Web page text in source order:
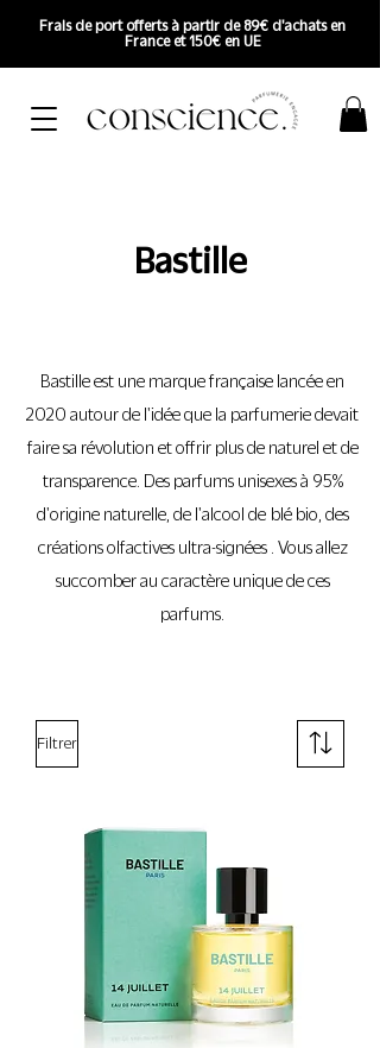
Frais de port offerts à partir de 89€ d'achats en
France et 150€ en UE
Bastille
Bastille est une marque française lancée en
2020 autour de l'idée que la parfumerie devait
faire sa révolution et offrir plus de naturel et de
transparence. Des parfums unisexes à 95%
d'origine naturelle, de l'alcool de blé bio, des
créations olfactives ultra-signées . Vous allez
succomber au caractère unique de ces
parfums.
Filtrer